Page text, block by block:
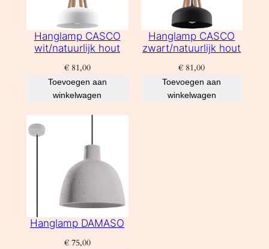
Hanglamp CASCO
wit/natuurlijk hout
€81,00
Toevoegen aan
winkelwagen
Hanglamp CASCO
zwart/natuurlijk hout
€ 81,00
Toevoegen aan
winkelwagen
Hanglamp DAMASO
€75,00